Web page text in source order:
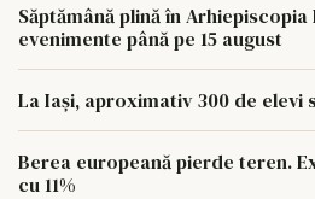
Săptămână plină în Arhiepiscopia
evenimente până pe 15 august
La Iași, aproximativ 300 de elevi
Berea europeană pierde teren.
cu 11%